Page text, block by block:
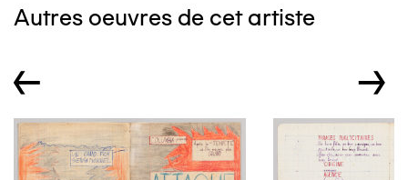
Autres oeuvres de cet artiste
← →